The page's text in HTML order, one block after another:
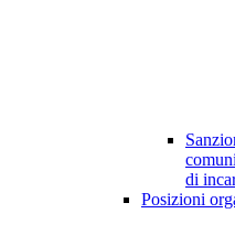
di
Posizioni